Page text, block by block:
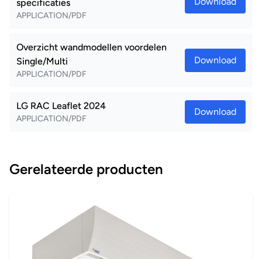
specificaties
APPLICATION/PDF
Overzicht wandmodellen voordelen
Single/Multi
APPLICATION/PDF
Download
LG RAC Leaflet 2024
APPLICATION/PDF
Download
Gerelateerde producten